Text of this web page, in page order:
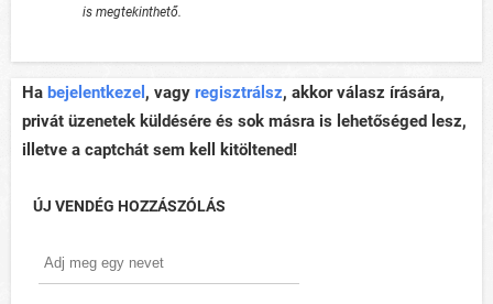
is megtekinthető.
Ha bejelentkezel , vagy regisztrálsz, akkor válasz írására,
privát üzenetek küldésére és sok másra is lehetőséged lesz,
illetve a captchát sem kell kitöltened!
ÚJ VENDÉG HOZZÁSZÓLÁS